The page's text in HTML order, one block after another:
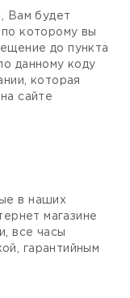
Вам будет
которому вы
до пункта
данному коду
которая
сайте
в наших
магазине
все часы
гарантийным